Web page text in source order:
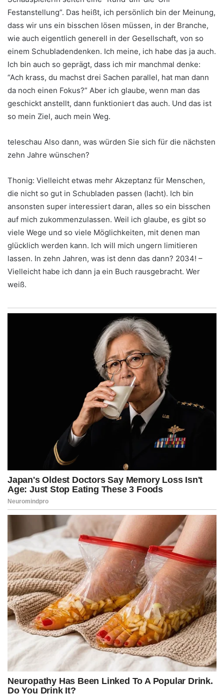
Festanstellung”. Das heißt, ich persönlich bin der Meinung,
dass wir uns ein bisschen lösen müssen, in der Branche,
wie auch eigentlich generell in der Gesellschaft, von so
einem Schubladendenken. Ich meine, ich habe das ja auch.
Ich bin auch so geprägt, dass ich mir manchmal denke:
“Ach krass, du machst drei Sachen parallel, hat man dann
da noch einen Fokus?” Aber ich glaube, wenn man das
geschickt anstellt, dann funktioniert das auch. Und das ist
so mein Ziel, auch mein Weg.
teleschau Also dann, was würden Sie sich für die nächsten
zehn Jahre wünschen?
Thonig: Vielleicht etwas mehr Akzeptanz für Menschen,
die nicht so gut in Schubladen passen (lacht). Ich bin
ansonsten super interessiert daran, alles so ein bisschen
auf mich zukommenzulassen. Weil ich glaube, es gibt so
viele Wege und so viele Möglichkeiten, mit denen man
glücklich werden kann. Ich will mich ungern limitieren
lassen. In zehn Jahren, was ist denn das dann? 2034! –
Vielleicht habe ich dann ja ein Buch rausgebracht. Wer
weiß.